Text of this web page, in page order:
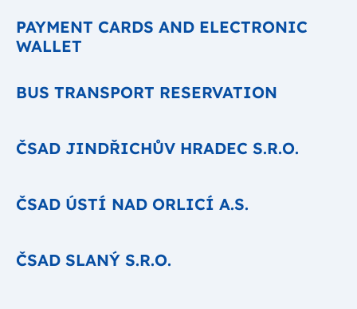
PAYMENT CARDS AND ELECTRONIC
WALLET
BUS TRANSPORT RESERVATION
ČSAD JINDŘICHŮV HRADEC S.R.O.
ČSAD ÚSTÍ NAD ORLICÍ A.S.
ČSAD SLANÝ S.R.O.